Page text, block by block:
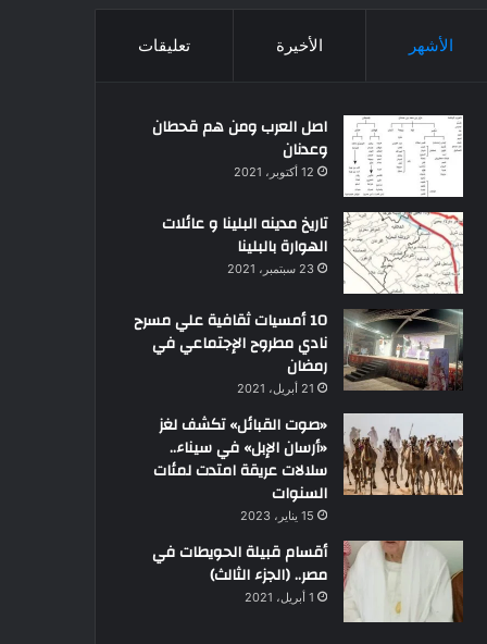
الأشهر الأخيرة تعليقات
اصل العرب ومن هم قحطان
وعدنان
12 أكتوبر، 2021
تاريخ مدينه البلينا و عائلات
الهوارة بالبلينا
23 سبتمبر، 2021
10 أمسيات ثقافية علي مسرح
نادي مطروح الإجتماعي في
رمضان
21 أبريل، 2021
«صوت القبائل» تكشف لغز
«أرسان الإبل» في سيناء..
سلالات عريقة امتدت لمئات
السنوات
15 يناير، 2023
أقسام قبيلة الحويطات في
مصر.. (الجزء الثالث)
1 أبريل، 2021